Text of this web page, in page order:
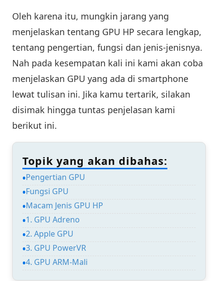
Oleh karena itu, mungkin jarang yang
menjelaskan tentang GPU HP secara lengkap,
tentang pengertian, fungsi dan jenis-jenisnya.
Nah pada kesempatan kali ini kami akan coba
menjelaskan GPU yang ada di smartphone
lewat tulisan ini. Jika kamu tertarik, silakan
disimak hingga tuntas penjelasan kami
berikut ini.
Topik yang akan dibahas:
Pengertian GPU
Fungsi GPU
Macam Jenis GPU HP
1. GPU Adreno
2. Apple GPU
3. GPU PowerVR
4. GPU ARM-Mali